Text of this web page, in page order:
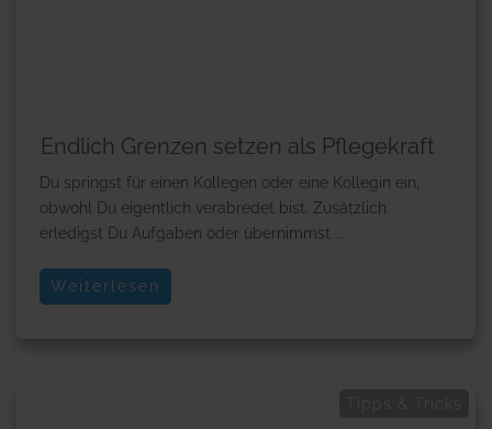
Endlich Grenzen setzen als Pflegekraft
Du springst für einen Kollegen oder eine Kollegin ein,
obwohl Du eigentlich verabredet bist. Zusätzlich
erledigst Du Aufgaben oder übernimmst
Weiterlesen